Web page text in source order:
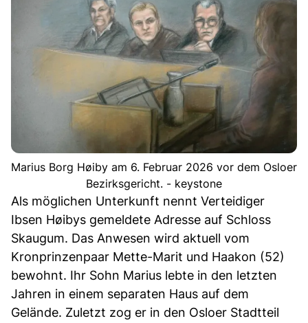
Marius Borg Høiby am 6. Februar 2026 vor dem Osloer
Bezirksgericht. - keystone
Als möglichen Unterkunft nennt Verteidiger
Ibsen Høibys gemeldete Adresse auf Schloss
Skaugum. Das Anwesen wird aktuell vom
Kronprinzenpaar Mette-Marit und Haakon (52)
bewohnt. Ihr Sohn Marius lebte in den letzten
Jahren in einem separaten Haus auf dem
Gelände. Zuletzt zog er in den Osloer Stadtteil